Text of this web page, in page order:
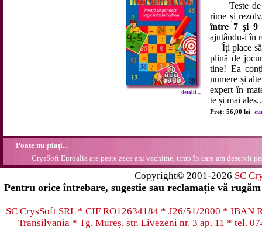
detalii ...
Teste de
rime și
între 7 și 9
ajutându-i în
Îți place să
plină de
tine! Ea
numere și
expert în
te și mai
Preț: 56,00 lei
Poate nu știați...
CrysSoft Euroalia are peste zece ani vechime, timp în care am deservit
Copyright© 2001-2026 SC
Pentru orice întrebare, sugestie sau reclamație vă
SC CrysSoft SRL * CIF RO12634184 * J26/51/2000 * IBAN
Transilvania * Tg. Mureș, str. Livezeni nr. 3 ap. 11 * tel.